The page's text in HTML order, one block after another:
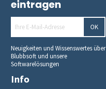
eintragen
OK
Neuigkeiten und Wissenswertes über
Blubbsoft und unsere
Softwarelösungen
Info